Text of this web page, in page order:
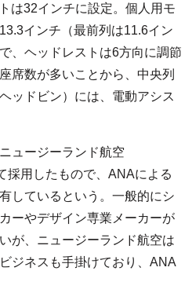
は32インチに設定。個人用モ
インチ（最前列は11.6イン
、ヘッドレストは6方向に調節
席数が多いことから、中央列
ッドビン）には、電動アシス
ュージーランド航空
採用したもので、ANAによる
しているという。一般的にシ
ーやデザイン専業メーカーが
が、ニュージーランド航空は
ジネスも手掛けており、ANA